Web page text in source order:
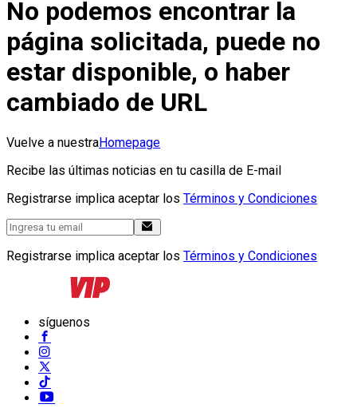
No podemos encontrar la
página solicitada, puede no
estar disponible, o haber
cambiado de URL
Vuelve a nuestraHomepage
Recibe las últimas noticias en tu casilla de E-mail
Registrarse implica aceptar los Términos y Condiciones
Registrarse implica aceptar los Términos y Condiciones
síguenos